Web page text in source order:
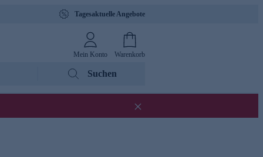
Tagesaktuelle Angebote
Mein Konto Warenkorb
Suchen